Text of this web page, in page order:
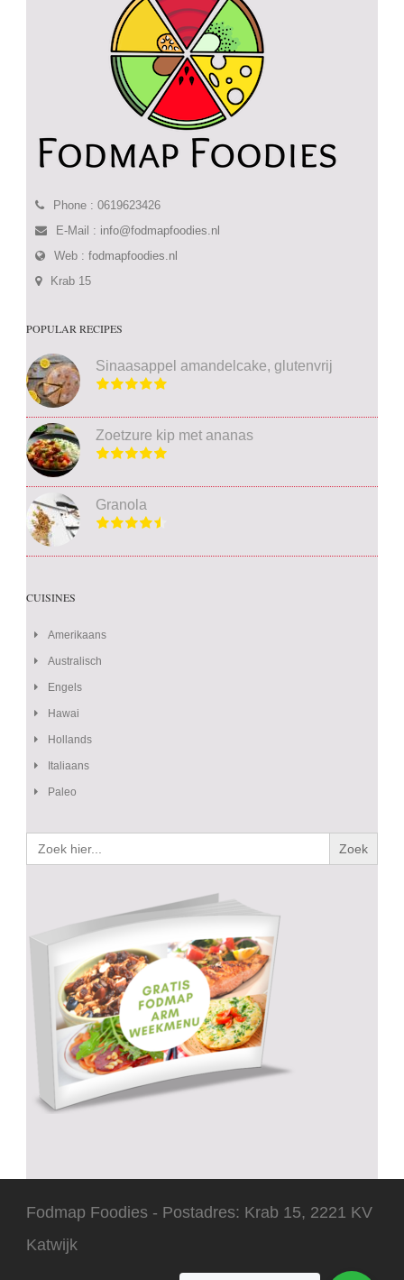
Phone : 0619623426
E-Mail : info@fodmapfoodies.nl
Web :fodmapfoodies.nl
Krab 15
POPULAR RECIPES
Sinaasappel amandelcake, glutenvrij
Zoetzure kip met ananas
Granola
CUISINES
Amerikaans
Australisch
Engels
Hawai
Hollands
Italiaans
Paleo
Zoek
naar:
Fodmap Foodies - Postadres: Krab 15, 2221 KV
Katwijk